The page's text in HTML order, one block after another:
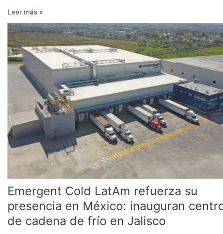
Leer más »
Emergent Cold LatAm refuerza su
presencia en México: inauguran
de cadena de frío en Jalisco
Emergent
Cold
LatAm
refuerza
presencia
México:
inauguran
centro
de
cadena
en
Jalisco